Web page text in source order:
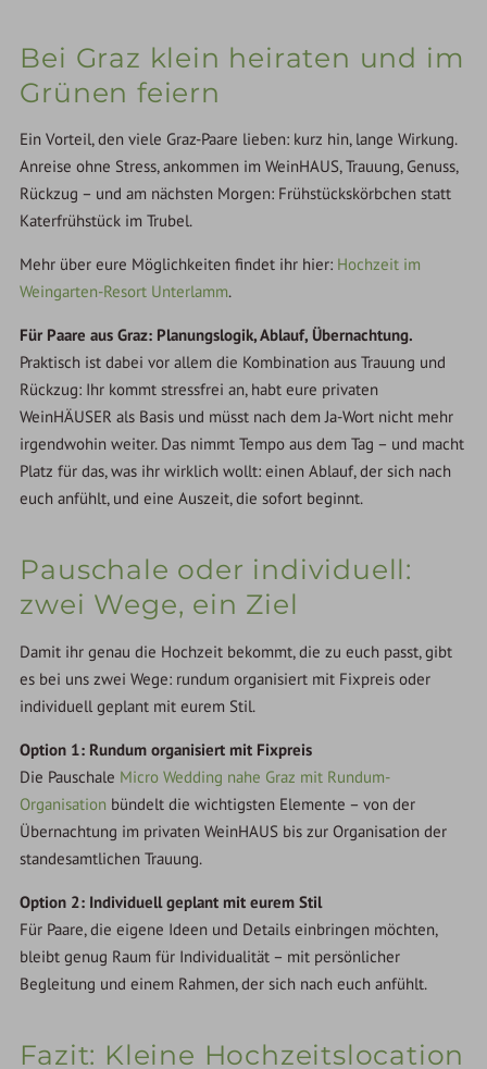
Bei Graz klein heiraten und im
Grünen feiern
Ein Vorteil, den viele Graz-Paare lieben: kurz hin, lange Wirkung.
Anreise ohne Stress, ankommen im WeinHAUS, Trauung, Genuss,
Rückzug – und am nächsten Morgen: Frühstückskörbchen statt
Katerfrühstück im Trubel.
Mehr über eure Möglichkeiten findet ihr hier: Hochzeit im
Weingarten-Resort Unterlamm.
Für Paare aus Graz: Planungslogik, Ablauf, Übernachtung.
Praktisch ist dabei vor allem die Kombination aus Trauung und
Rückzug: Ihr kommt stressfrei an, habt eure privaten
WeinHÄUSER als Basis und müsst nach dem Ja-Wort nicht mehr
irgendwohin weiter. Das nimmt Tempo aus dem Tag – und macht
Platz für das, was ihr wirklich wollt: einen Ablauf, der sich nach
euch anfühlt, und eine Auszeit, die sofort beginnt.
Pauschale oder individuell:
zwei Wege, ein Ziel
Damit ihr genau die Hochzeit bekommt, die zu euch passt, gibt
es bei uns zwei Wege: rundum organisiert mit Fixpreis oder
individuell geplant mit eurem Stil.
Option 1: Rundum organisiert mit Fixpreis
Die Pauschale Micro Wedding nahe Graz mit Rundum-
Organisation bündelt die wichtigsten Elemente – von der
Übernachtung im privaten WeinHAUS bis zur Organisation der
standesamtlichen Trauung.
Option 2: Individuell geplant mit eurem Stil
Für Paare, die eigene Ideen und Details einbringen möchten,
bleibt genug Raum für Individualität – mit persönlicher
Begleitung und einem Rahmen, der sich nach euch anfühlt.
Fazit: Kleine Hochzeitslocation